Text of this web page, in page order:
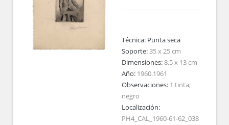
Técnica: Punta seca
Soporte:35 x 25 cm
Dimensiones:8,5 x 13 cm
Año: 1960.1961
Observaciones: 1 tinta;
negro
Localización:
PH4_CAL_1960-61-62_038